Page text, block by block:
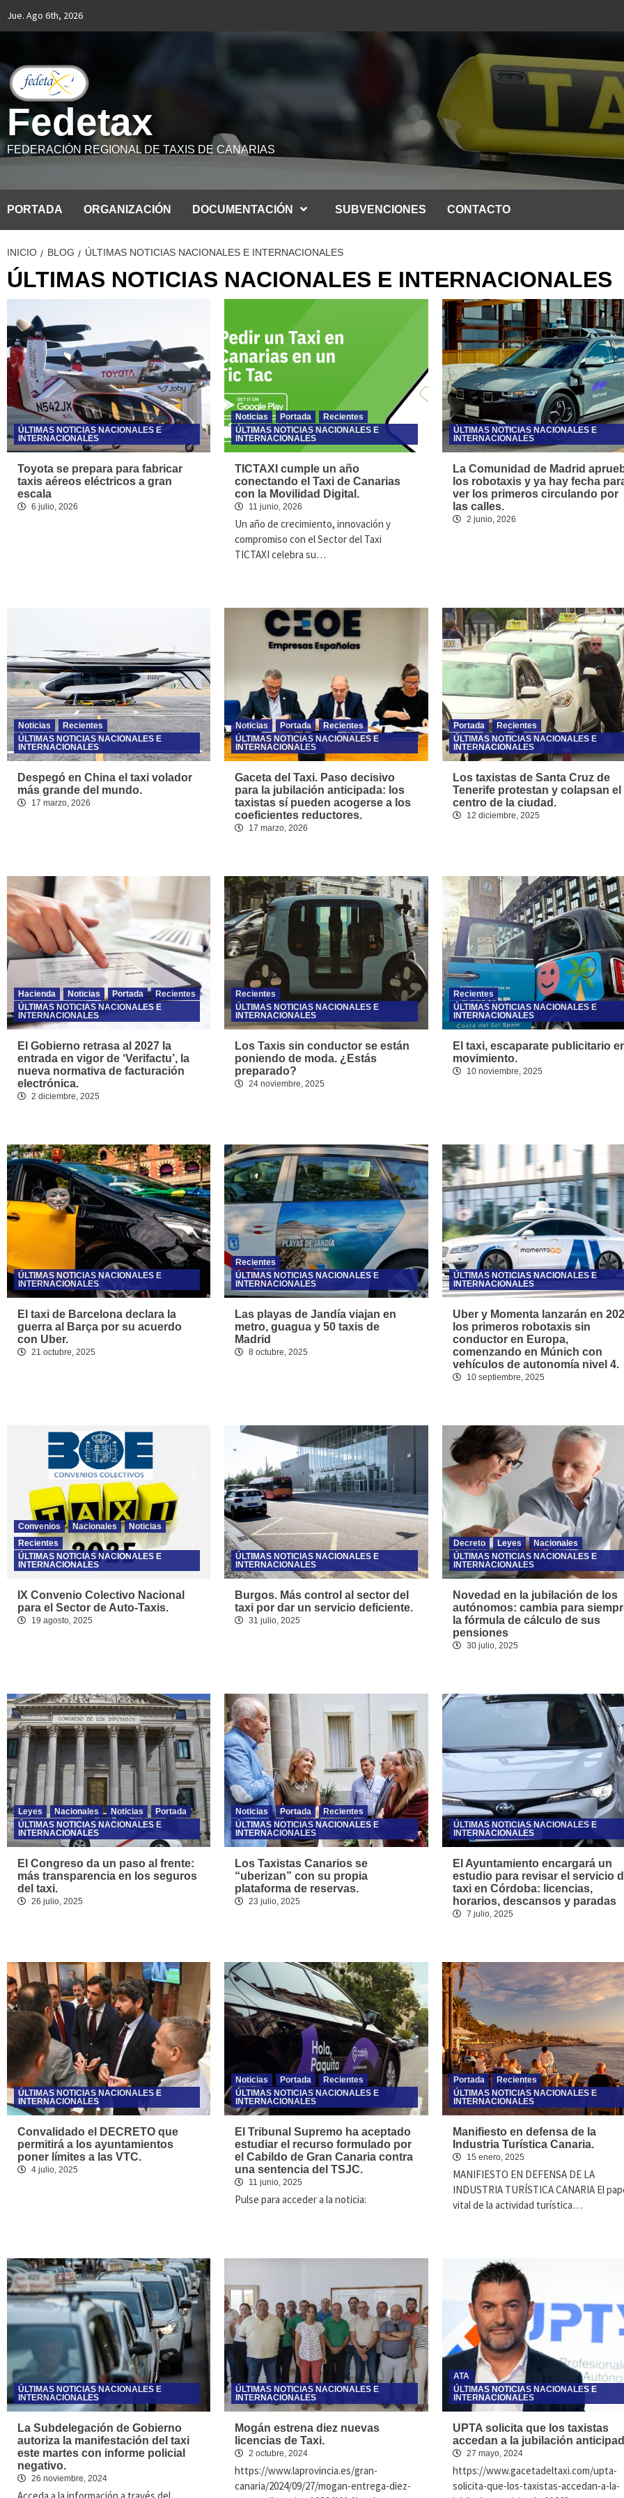
Jue. Ago 6th, 2026
Fedetax
FEDERACIÓN REGIONAL DE TAXIS DE CANARIAS
PORTADA ORGANIZACIÓN DOCUMENTACIÓN SUBVENCIONES CONTACTO
INICIO BLOG ÚLTIMAS NOTICIAS NACIONALES E INTERNACIONALES
ÚLTIMAS NOTICIAS NACIONALES E INTERNACIONALES
ÚLTIMAS NOTICIAS NACIONALES E
INTERNACIONALES
Toyota se prepara para fabricar
taxis aéreos eléctricos a gran
escala
6 julio, 2026
Noticias Portada
Recientes
ÚLTIMAS NOTICIAS NACIONALES E
INTERNACIONALES
TICTAXI cumple un año
conectando el Taxi de Canarias
con la Movilidad Digital.
11 junio, 2026
Un año de crecimiento, innovación y
compromiso con el Sector del Taxi
TICTAXI celebra su…
ÚLTIMAS NOTICIAS NACIONALES E
INTERNACIONALES
La Comunidad de Madrid
los robotaxis y ya hay fecha
ver los primeros circulando por
las calles.
2 junio, 2026
Noticias
Recientes
ÚLTIMAS NOTICIAS NACIONALES E
INTERNACIONALES
Despegó en China el taxi volador
más grande del mundo.
17 marzo, 2026
Noticias Portada
Recientes
ÚLTIMAS NOTICIAS NACIONALES E
INTERNACIONALES
Gaceta del Taxi. Paso decisivo
para la jubilación anticipada: los
taxistas sí pueden acogerse a los
coeficientes reductores.
17 marzo, 2026
Portada
Recientes
ÚLTIMAS NOTICIAS NACIONALES E
INTERNACIONALES
Los taxistas de Santa Cruz de
Tenerife protestan y colapsan el
centro de la ciudad.
12 diciembre, 2025
Hacienda Noticias Portada
Recientes
ÚLTIMAS NOTICIAS NACIONALES E
INTERNACIONALES
El Gobierno retrasa al 2027 la
entrada en vigor de ‘Verifactu’, la
nueva normativa de facturación
electrónica.
2 diciembre, 2025
Recientes
ÚLTIMAS NOTICIAS NACIONALES E
INTERNACIONALES
Los Taxis sin conductor se están
poniendo de moda. ¿Estás
preparado?
24 noviembre, 2025
Recientes
ÚLTIMAS NOTICIAS NACIONALES E
INTERNACIONALES
El taxi, escaparate publicitario
movimiento.
10 noviembre, 2025
ÚLTIMAS NOTICIAS NACIONALES E
INTERNACIONALES
El taxi de Barcelona declara la
guerra al Barça por su acuerdo
con Uber.
21 octubre, 2025
Recientes
ÚLTIMAS NOTICIAS NACIONALES E
INTERNACIONALES
Las playas de Jandía viajan en
metro, guagua y 50 taxis de
Madrid
8 octubre, 2025
ÚLTIMAS NOTICIAS NACIONALES E
INTERNACIONALES
Uber y Momenta lanzarán en
los primeros robotaxis sin
conductor en Europa,
comenzando en Múnich con
vehículos de autonomía nivel 4.
10 septiembre, 2025
Convenios Nacionales
Noticias
Recientes
ÚLTIMAS NOTICIAS NACIONALES E
INTERNACIONALES
IX Convenio Colectivo Nacional
para el Sector de Auto-Taxis.
19 agosto, 2025
ÚLTIMAS NOTICIAS NACIONALES E
INTERNACIONALES
Burgos. Más control al sector del
taxi por dar un servicio deficiente.
31 julio, 2025
Decreto Leyes
Nacionales
ÚLTIMAS NOTICIAS NACIONALES E
INTERNACIONALES
Novedad en la jubilación de los
autónomos: cambia para
la fórmula de cálculo de sus
pensiones
30 julio, 2025
Leyes Nacionales Noticias
Portada
ÚLTIMAS NOTICIAS NACIONALES E
INTERNACIONALES
El Congreso da un paso al frente:
más transparencia en los seguros
del taxi.
26 julio, 2025
Noticias Portada
Recientes
ÚLTIMAS NOTICIAS NACIONALES E
INTERNACIONALES
Los Taxistas Canarios se
“uberizan” con su propia
plataforma de reservas.
23 julio, 2025
ÚLTIMAS NOTICIAS NACIONALES E
INTERNACIONALES
El Ayuntamiento encargará un
estudio para revisar el servicio
taxi en Córdoba: licencias,
horarios, descansos y paradas
7 julio, 2025
ÚLTIMAS NOTICIAS NACIONALES E
INTERNACIONALES
Convalidado el DECRETO que
permitirá a los ayuntamientos
poner límites a las VTC.
4 julio, 2025
Noticias Portada
Recientes
ÚLTIMAS NOTICIAS NACIONALES E
INTERNACIONALES
El Tribunal Supremo ha aceptado
estudiar el recurso formulado por
el Cabildo de Gran Canaria contra
una sentencia del TSJC.
11 junio, 2025
Pulse para acceder a la noticia:
Portada
Recientes
ÚLTIMAS NOTICIAS NACIONALES E
INTERNACIONALES
Manifiesto en defensa de la
Industria Turística Canaria.
15 enero, 2025
MANIFIESTO EN DEFENSA DE LA
INDUSTRIA TURÍSTICA CANARIA El
vital de la actividad turística…
ÚLTIMAS NOTICIAS NACIONALES E
INTERNACIONALES
La Subdelegación de Gobierno
autoriza la manifestación del taxi
este martes con informe policial
negativo.
26 noviembre, 2024
ÚLTIMAS NOTICIAS NACIONALES E
INTERNACIONALES
Mogán estrena diez nuevas
licencias de Taxi.
2 octubre, 2024
https://www.laprovincia.es/gran-
canaria/2024/09/27/mogan-entrega-diez-
ATA
ÚLTIMAS NOTICIAS NACIONALES E
INTERNACIONALES
UPTA solicita que los taxistas
accedan a la jubilación
27 mayo, 2024
https://www.gacetadeltaxi.com/upta-
solicita-que-los-taxistas-accedan-a-la-